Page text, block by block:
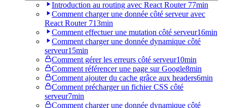
Introduction au routing avec React Router 77min
Comment charger une donnée côté serveur avec
React Router 713min
Comment effectuer une mutation côté serveur16min
Comment charger une donnée dynamique côté
serveur15min
Comment gérer les erreurs côté serveur10min
Comment référencer une page sur Google8min
Comment ajouter du cache grâce aux headers6min
Comment précharger un fichier CSS côté
serveur7min
Comment charger une donnée dynamique côté